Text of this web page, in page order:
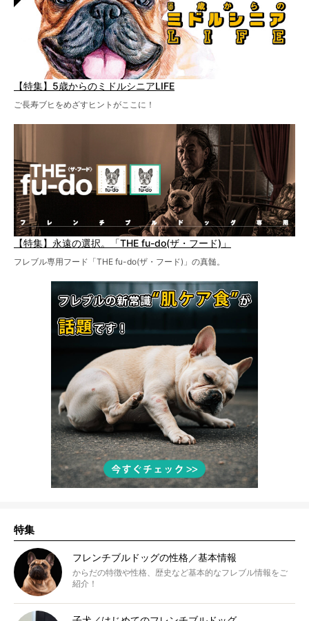
【特集】5歳からのミドルシニアLIFE
ご長寿ブヒをめざすヒントがここに！
【特集】永遠の選択。「THE fu-do(ザ・フード)」
フレブル専用フード「THE fu-do(ザ・フード)」の真髄。
特集
フレンチブルドッグの性格／基本情報
からだの特徴や性格、歴史など基本的なフレブル情報をご
紹介！